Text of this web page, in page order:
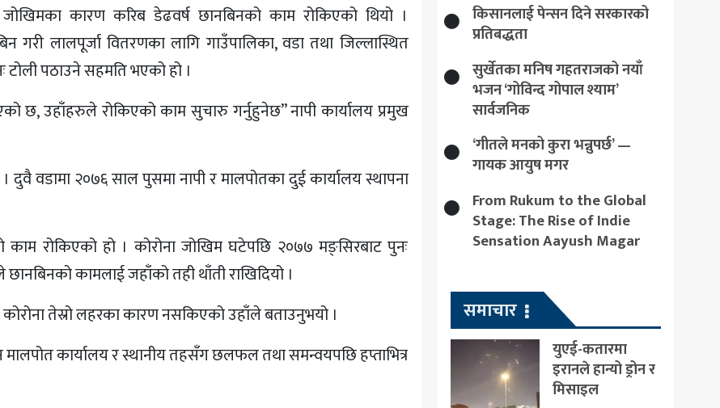
कारण करिब डेढवर्ष छानबिनको काम रोकिएको थियो ।
गरी लालपूर्जा वितरणका लागि गाउँपालिका, वडा तथा जिल्लास्थित
टोली पठाउने सहमति भएको हो ।
छ, उहाँहरुले रोकिएको काम सुचारु गर्नुहुनेछ” नापी कार्यालय प्रमुख
वडामा २०७६ साल पुसमा नापी र मालपोतका दुई कार्यालय स्थापना
रोकिएको हो । कोरोना जोखिम घटेपछि २०७७ मङ्सिरबाट पुनः
कामलाई जहाँको तही थाँती राखिदियो ।
तेस्रो लहरका कारण नसकिएको उहाँले बताउनुभयो ।
कार्यालय र स्थानीय तहसँग छलफल तथा समन्वयपछि हप्ताभित्र
किसानलाई पेन्सन दिने सरकारको
प्रतिबद्धता
सुर्खेतका मनिष गहतराजको नयाँ
भजन ‘गोविन्द गोपाल श्याम’
सार्वजनिक
‘गीतले मनको कुरा भन्नुपर्छ’ —
गायक आयुष मगर
From Rukum to the Global
Stage: The Rise of Indie
Sensation Aayush Magar
समाचार
युएई-कतारमा
इरानले हान्यो ड्रोन र
मिसाइल